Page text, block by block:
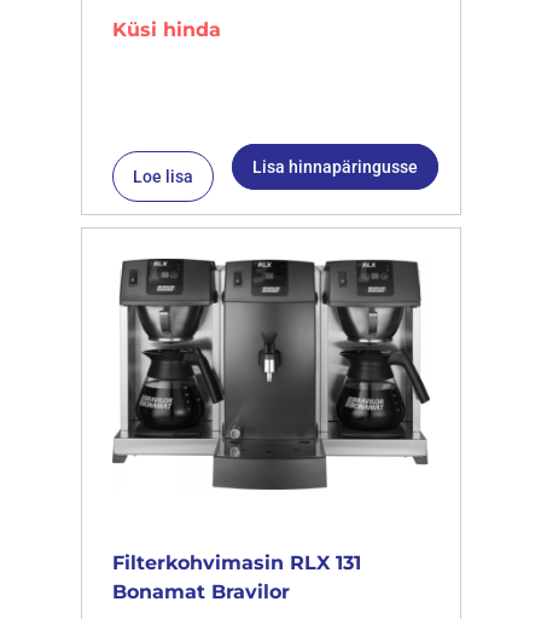
Küsi hinda
Loe lisa Lisa hinnapäringusse
Filterkohvimasin RLX 131
Bonamat Bravilor